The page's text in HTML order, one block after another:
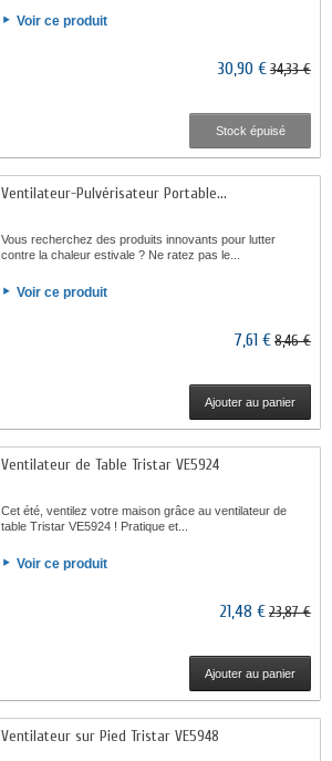
Voir ce produit
30,90 €34,33 €
Stock épuisé
Ventilateur-Pulvérisateur Portable...
Vous recherchez des produits innovants pour lutter
contre la chaleur estivale ? Ne ratez pas le...
Voir ce produit
7,61 €8,46 €
Ajouter au panier
Ventilateur de Table Tristar VE5924
Cet été, ventilez votre maison grâce au ventilateur de
table Tristar VE5924 ! Pratique et...
Voir ce produit
21,48 €23,87 €
Ajouter au panier
Ventilateur sur Pied Tristar VE5948